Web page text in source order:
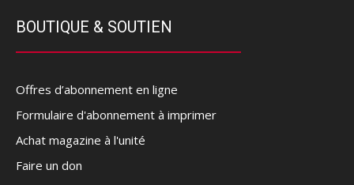
BOUTIQUE & SOUTIEN
Offres d’abonnement en ligne
Formulaire d'abonnement à imprimer
Achat magazine à l'unité
Faire un don